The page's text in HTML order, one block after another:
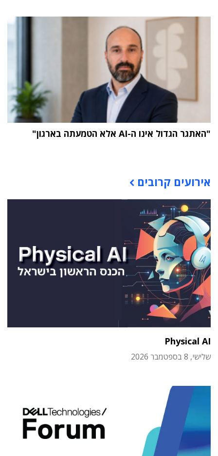
"האתגר הגדול אינו ה-AI אלא הטמעתה בארגון"
אירועים קרובים
Physical AI
שלישי, 8 בספטמבר 2026